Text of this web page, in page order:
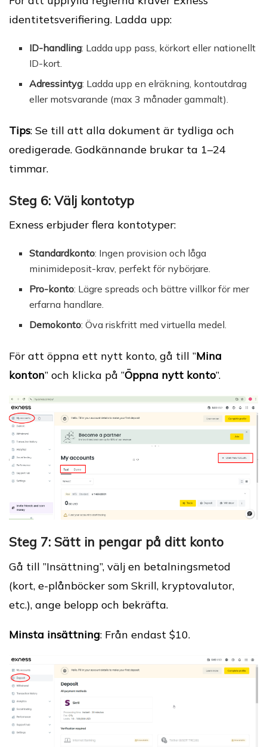
identitetsverifiering. Ladda upp:
ID-handling: Ladda upp pass, körkort eller nationellt
ID-kort.
Adressintyg: Ladda upp en elräkning, kontoutdrag
eller motsvarande (max 3 månader gammalt).
Tips: Se till att alla dokument är tydliga och
oredigerade. Godkännande brukar ta 1–24
timmar.
Steg 6: Välj kontotyp
Exness erbjuder flera kontotyper:
Standardkonto: Ingen provision och låga
minimideposit-krav, perfekt för nybörjare.
Pro-konto: Lägre spreads och bättre villkor för mer
erfarna handlare.
Demokonto: Öva riskfritt med virtuella medel.
För att öppna ett nytt konto, gå till ”Mina
konton” och klicka på ”Öppna nytt konto”.
Steg 7: Sätt in pengar på ditt konto
Gå till ”Insättning”, välj en betalningsmetod
(kort, e-plånböcker som Skrill, kryptovalutor,
etc.), ange belopp och bekräfta.
Minsta insättning: Från endast $10.